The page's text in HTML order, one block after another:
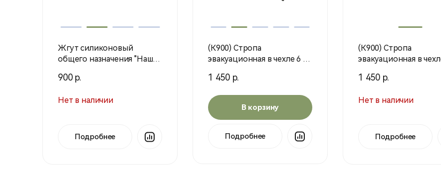
Жгут силиконовый
общего назначения "Наш"
900 р.
Нет в наличии
Подробнее
(К900) Стропа
эвакуационная в чехле 6 м
(Воентурснар)
1 450 р.
В корзину
Подробнее
(К900) Стропа
эвакуационная в чехле
1 450 р.
Нет в наличии
Подробнее